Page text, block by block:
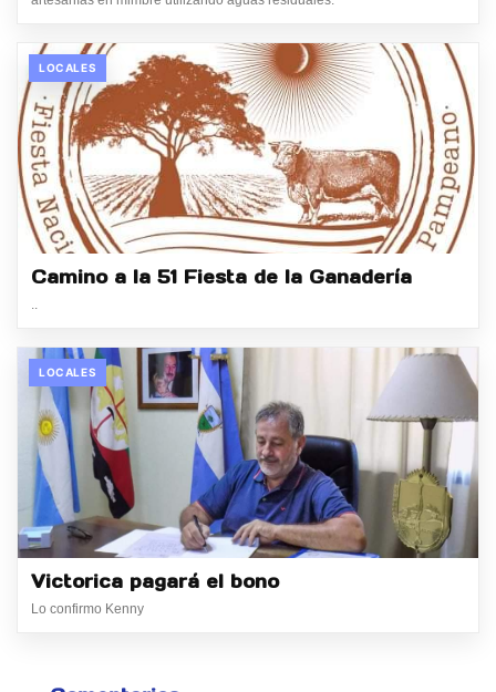
LOCALES
Camino a la 51 Fiesta de la Ganadería
..
LOCALES
Victorica pagará el bono
Lo confirmo Kenny